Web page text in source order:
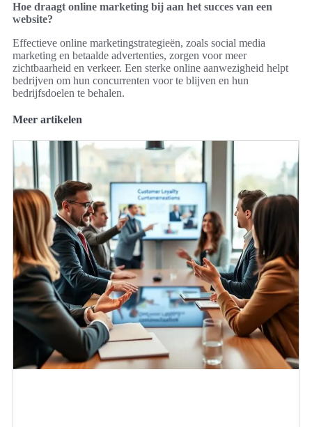
Hoe draagt online marketing bij aan het succes van een
website?
Effectieve online marketingstrategieën, zoals social media
marketing en betaalde advertenties, zorgen voor meer
zichtbaarheid en verkeer. Een sterke online aanwezigheid helpt
bedrijven om hun concurrenten voor te blijven en hun
bedrijfsdoelen te behalen.
Meer artikelen